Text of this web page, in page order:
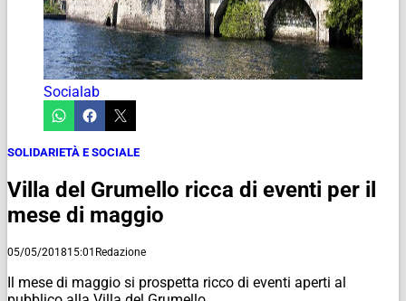
Socialab
SOLIDARIETÀ E SOCIALE
Villa del Grumello ricca di eventi per il
mese di maggio
05/05/201815:01 Redazione
Il mese di maggio si prospetta ricco di eventi aperti al